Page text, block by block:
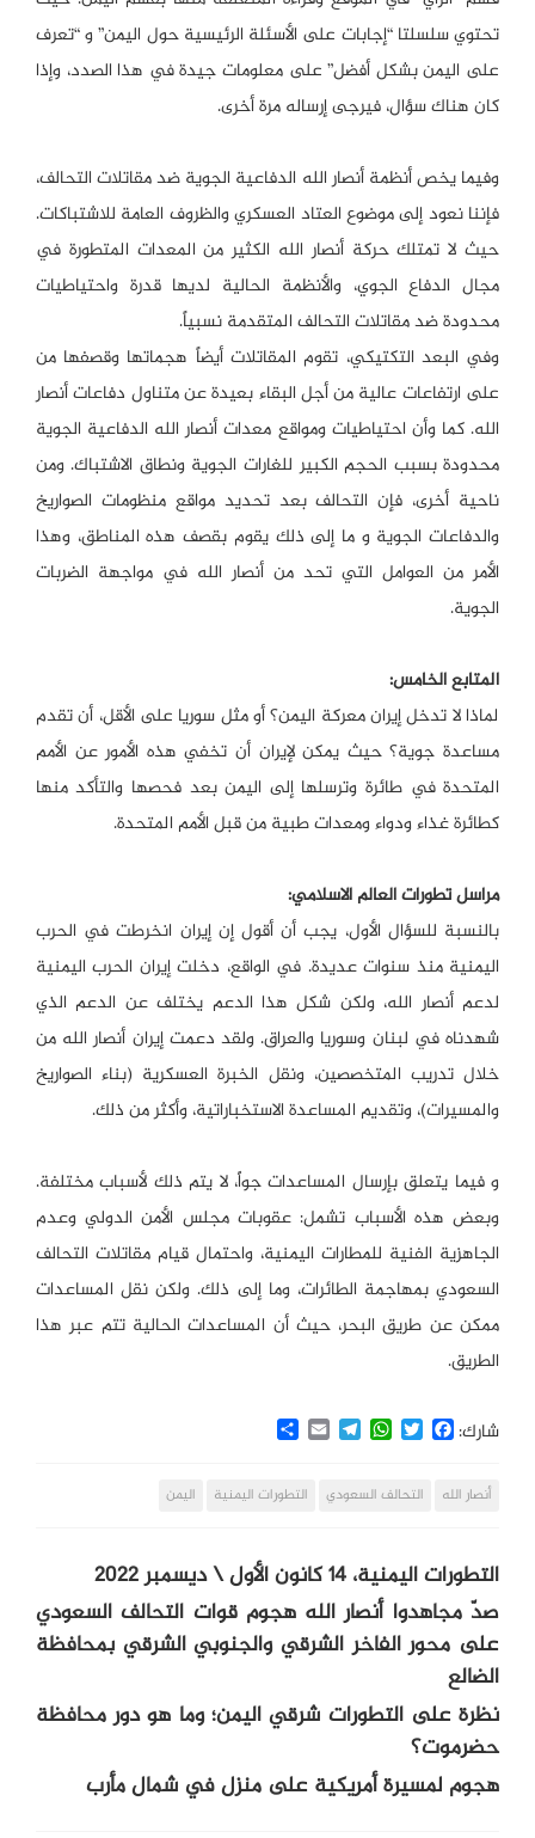
تحتوي سلسلتا “إجابات على الأسئلة الرئيسية حول اليمن” و “تعرف
على اليمن بشكل أفضل” على معلومات جيدة في هذا الصدد، وإذا
كان هناك سؤال، فيرجى إرساله مرة أخرى.
وفيما يخص أنظمة أنصار الله الدفاعية الجوية ضد مقاتلات التحالف،
فإننا نعود إلى موضوع العتاد العسكري والظروف العامة للاشتباكات.
حيث لا تمتلك حركة أنصار الله الكثير من المعدات المتطورة في
مجال الدفاع الجوي، والأنظمة الحالية لديها قدرة واحتياطيات
محدودة ضد مقاتلات التحالف المتقدمة نسبياً.
وفي البعد التكتيكي، تقوم المقاتلات أيضاً هجماتها وقصفها من
على ارتفاعات عالية من أجل البقاء بعيدة عن متناول دفاعات أنصار
الله. كما وأن احتياطيات ومواقع معدات أنصار الله الدفاعية الجوية
محدودة بسبب الحجم الكبير للغارات الجوية ونطاق الاشتباك. ومن
ناحية أخرى، فإن التحالف بعد تحديد مواقع منظومات الصواريخ
والدفاعات الجوية و ما إلى ذلك يقوم بقصف هذه المناطق، وهذا
الأمر من العوامل التي تحد من أنصار الله في مواجهة الضربات
الجوية.
المتابع الخامس:
لماذا لا تدخل إيران معركة اليمن؟ أو مثل سوريا على الأقل، أن تقدم
مساعدة جوية؟ حيث يمكن لإيران أن تخفي هذه الأمور عن الأمم
المتحدة في طائرة وترسلها إلى اليمن بعد فحصها والتأكد منها
كطائرة غذاء ودواء ومعدات طبية من قبل الأمم المتحدة.
مراسل تطورات العالم الاسلامي:
بالنسبة للسؤال الأول، يجب أن أقول إن إيران انخرطت في الحرب
اليمنية منذ سنوات عديدة. في الواقع، دخلت إيران الحرب اليمنية
لدعم أنصار الله، ولكن شكل هذا الدعم يختلف عن الدعم الذي
شهدناه في لبنان وسوريا والعراق. ولقد دعمت إيران أنصار الله من
خلال تدريب المتخصصين، ونقل الخبرة العسكرية (بناء الصواريخ
والمسيرات)، وتقديم المساعدة الاستخباراتية، وأكثر من ذلك.
و فيما يتعلق بإرسال المساعدات جواً، لا يتم ذلك لأسباب مختلفة.
وبعض هذه الأسباب تشمل: عقوبات مجلس الأمن الدولي وعدم
الجاهزية الفنية للمطارات اليمنية، واحتمال قيام مقاتلات التحالف
السعودي بمهاجمة الطائرات، وما إلى ذلك. ولكن نقل المساعدات
ممكن عن طريق البحر، حيث أن المساعدات الحالية تتم عبر هذا
الطريق.
شارك: Facebook
Twitter
WhatsApp
Telegram
Email
Share
أنصار الله التحالف السعودي التطورات اليمنية اليمن
التطورات اليمنية، 14 كانون الأول \ ديسمبر 2022
صدّ مجاهدوا أنصار الله هجوم قوات التحالف السعودي
على محور الفاخر الشرقي والجنوبي الشرقي بمحافظة
الضالع
نظرة على التطورات شرقي اليمن؛ وما هو دور محافظة
حضرموت؟
هجوم لمسيرة أمريكية على منزل في شمال مأرب